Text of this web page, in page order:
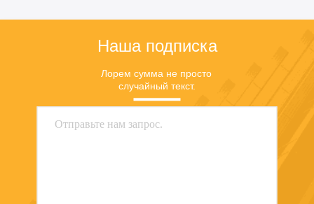
Наша подписка
Лорем сумма не просто
случайный текст.